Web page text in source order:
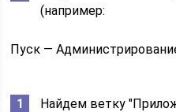
(например:
Пуск —
Найдем ветку